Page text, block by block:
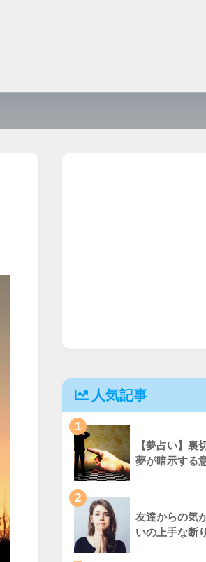
人気記事
1
【夢占い】裏
夢が暗示する
2
友達からの気
いの上手な断